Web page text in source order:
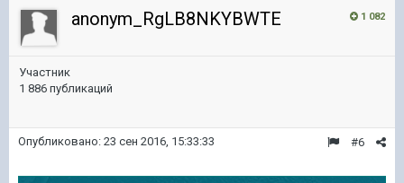
1 082
anonym_RgLB8NKYBWTE
Участник
1 886 публикаций
#6
Опубликовано: 23 сен 2016, 15:33:33